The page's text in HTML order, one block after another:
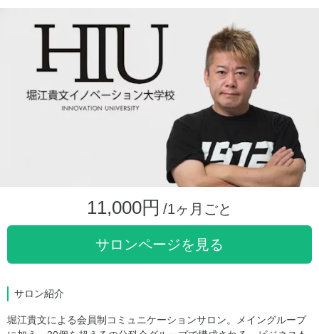
11,000円 /1ヶ月ごと
サロンページを見る
サロン紹介
堀江貴文による会員制コミュニケーションサロン。メイングループ